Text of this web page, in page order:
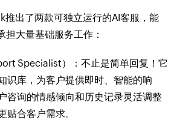
推出了两款可独立运行的AI客服，能
大量基础服务工作：
Specialist）：不止是简单回复！它
识库，为客户提供即时、智能的响
咨询的情感倾向和历史记录灵活调整
贴合客户需求。